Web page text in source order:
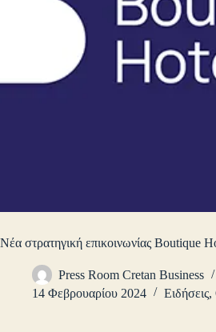
Νέα στρατηγική επικοινωνίας Boutique
Press Room Cretan Business
14 Φεβρουαρίου 2024
Ειδήσεις,